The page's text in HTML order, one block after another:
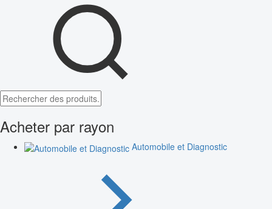
Acheter par rayon
Automobile et Diagnostic